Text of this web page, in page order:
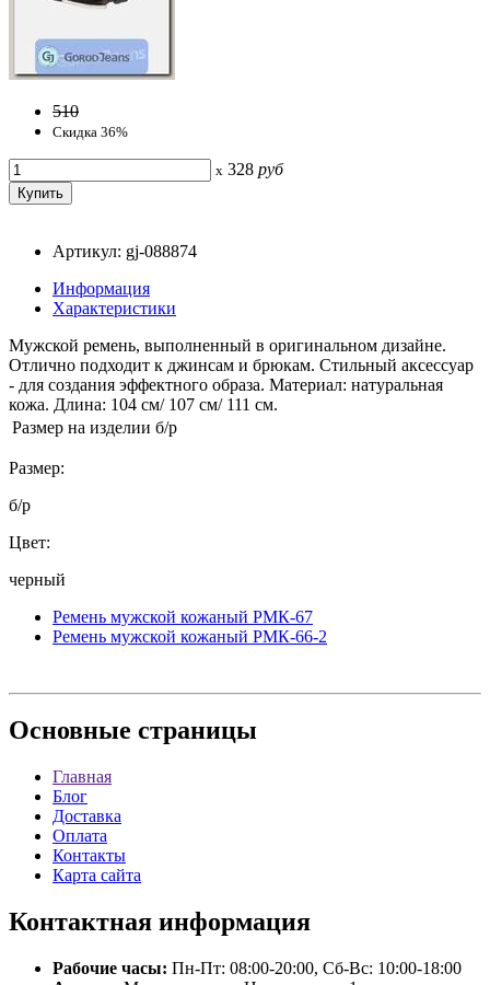
510
Скидка 36%
x 328 руб
Артикул: gj-088874
Информация
Характеристики
Мужской ремень, выполненный в оригинальном дизайне.
Отлично подходит к джинсам и брюкам. Стильный аксессуар
- для создания эффектного образа. Материал: натуральная
кожа. Длина: 104 см/ 107 см/ 111 см.
Размер на изделии б/р
Размер:
б/р
Цвет:
черный
Ремень мужской кожаный РМК-67
Ремень мужской кожаный РМК-66-2
Основные страницы
Главная
Блог
Доставка
Оплата
Контакты
Карта сайта
Контактная информация
Рабочие часы: Пн-Пт: 08:00-20:00, Сб-Вс: 10:00-18:00